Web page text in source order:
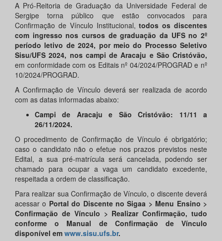
A Pró-Reitoria de Graduação da Universidade Federal de
Sergipe torna público que estão convocados para
Confirmação de Vínculo Institucional,todos os discentes
com ingresso nos cursos de graduação da UFS no 2º
período letivo de2024, por meio do Processo Seletivo
Sisu/UFS2024, nos campi de Aracaju e São Cristóvão,
em conformidade com os Editais nº 04/2024/PROGRAD e nº
10/2024/PROGRAD.
A Confirmação de Vínculo deverá ser realizada de acordo
com as datas informadas abaixo:
Campi de Aracaju e São Cristóvão: 11/11a
26/11/2024.
O procedimento de Confirmação de Vínculo é obrigatório;
caso o candidato não o efetue nos prazos previstos neste
Edital, a sua pré-matrícula será cancelada, podendo ser
chamado para ocupar a vaga um candidato excedente,
respeitada a ordem de classificação.
Para realizar sua Confirmação de Vínculo, o discente deverá
acessar o Portal do Discente no Sigaa > Menu Ensino >
Confirmação de Vínculo > Realizar Confirmação, tudo
conforme o Manual de Confirmação de Vínculo
disponível em www.sisu.ufs.br.